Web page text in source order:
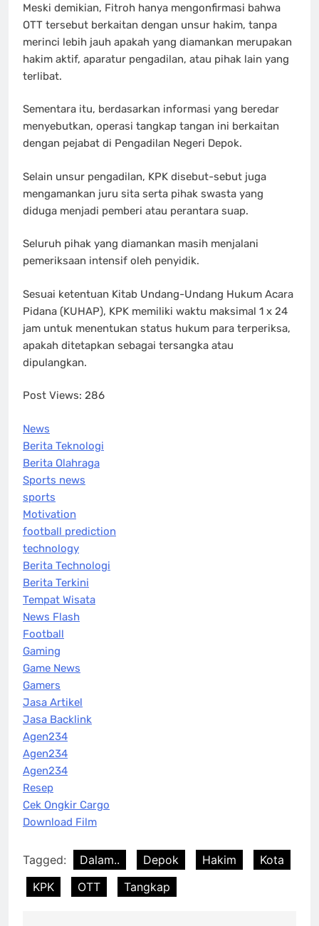
Meski demikian, Fitroh hanya mengonfirmasi bahwa
OTT tersebut berkaitan dengan unsur hakim, tanpa
merinci lebih jauh apakah yang diamankan merupakan
hakim aktif, aparatur pengadilan, atau pihak lain yang
terlibat.
Sementara itu, berdasarkan informasi yang beredar
menyebutkan, operasi tangkap tangan ini berkaitan
dengan pejabat di Pengadilan Negeri Depok.
Selain unsur pengadilan, KPK disebut-sebut juga
mengamankan juru sita serta pihak swasta yang
diduga menjadi pemberi atau perantara suap.
Seluruh pihak yang diamankan masih menjalani
pemeriksaan intensif oleh penyidik.
Sesuai ketentuan Kitab Undang-Undang Hukum Acara
Pidana (KUHAP), KPK memiliki waktu maksimal 1 x 24
jam untuk menentukan status hukum para terperiksa,
apakah ditetapkan sebagai tersangka atau
dipulangkan.
Post Views: 286
News
Berita Teknologi
Berita Olahraga
Sports news
sports
Motivation
football prediction
technology
Berita Technologi
Berita Terkini
Tempat Wisata
News Flash
Football
Gaming
Game News
Gamers
Jasa Artikel
Jasa Backlink
Agen234
Agen234
Agen234
Resep
Cek Ongkir Cargo
Download Film
Tagged: Dalam.. Depok Hakim
Kota
KPK
OTT Tangkap